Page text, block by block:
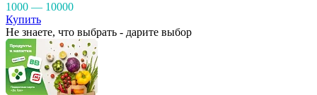
1000 — 10000
Купить
Не знаете, что выбрать - дарите выбор